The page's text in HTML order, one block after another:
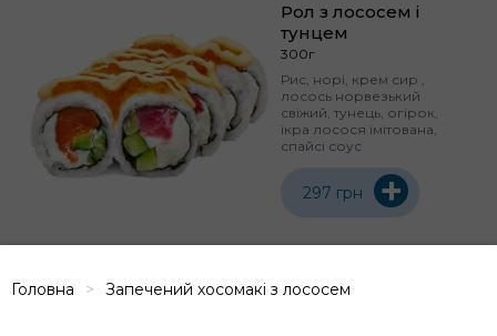
Головна Запечений хосомакі з лососем
Рол з лососем і
тунцем
300г
Рис, норі, крем сир ,
лосось норвезький
свіжий, тунець, огірок,
ікра лосося імітована,
спайсі соус
297 грн +